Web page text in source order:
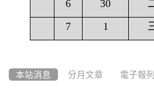
6
30
7
1
本站消息 分月文章 電子報